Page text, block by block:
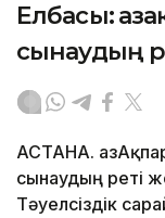
Елбасы:
сынаудың
АСТАНА.
сынаудың реті
Тәуелсіздік